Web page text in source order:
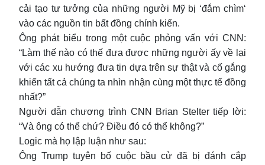
cải tạo tư tưởng của những người Mỹ bị ‘đắm chìm‘
vào các nguồn tin bất đồng chính kiến.
Ông phát biểu trong một cuộc phỏng vấn với CNN:
“Làm thế nào có thế đưa được những người ấy về lại
với các xu hướng đưa tin dựa trên sự thật và cố gắng
khiến tất cả chúng ta nhìn nhận cùng một thực tế đồng
nhất?”
Người dẫn chương trình CNN Brian Stelter tiếp lời:
“Và ông có thể chứ? Điều đó có thể không?”
Logic mà họ lập luận như sau:
Ông Trump tuyên bố cuộc bầu cử đã bị đánh cắp